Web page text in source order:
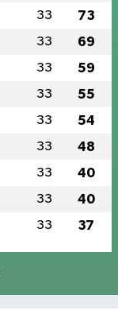
33 73
33 69
33 59
33 55
33 54
33 48
33 40
33 40
33 37